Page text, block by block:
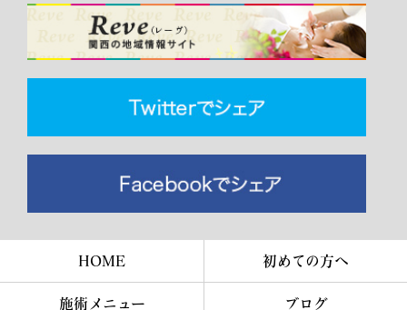
HOME 初めての方へ
施術メニュー ブログ